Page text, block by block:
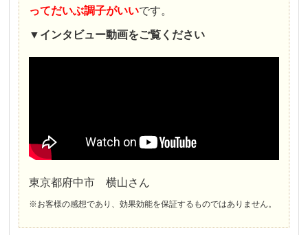
ってだいぶ調子がいいです。
▼ インタビュー動画をご覧ください
東京都府中市 横山さん
※お客様の感想であり、効果効能を保証するものではありません。